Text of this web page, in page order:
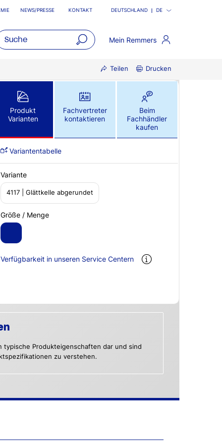
NEWS/PRESSE KONTAKT DEUTSCHLAND DE
Mein Remmers
Teilen Drucken
Produkt
Varianten
Fachvertreter
kontaktieren
Beim
Fachhändler
kaufen
Variantentabelle
Variante
4117 | Glättkelle abgerundet
Größe / Menge
Verfügbarkeit in unseren Service Centern
typische Produkteigenschaften dar und sind
zu verstehen.